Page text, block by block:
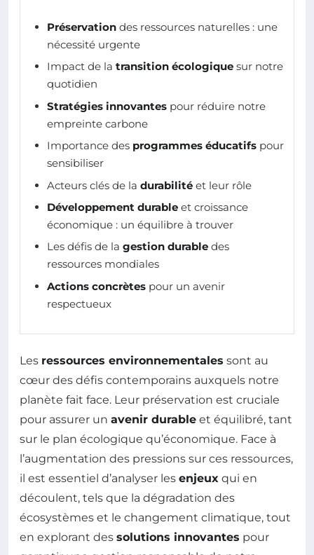
Préservation des ressources naturelles : une
nécessité urgente
Impact de la transition écologique sur notre
quotidien
Stratégies innovantes pour réduire notre
empreinte carbone
Importance des programmes éducatifs pour
sensibiliser
Acteurs clés de la durabilité et leur rôle
Développement durable et croissance
économique : un équilibre à trouver
Les défis de la gestion durable des
ressources mondiales
Actions concrètes pour un avenir
respectueux
Les ressources environnementales sont au
cœur des défis contemporains auxquels notre
planète fait face. Leur préservation est cruciale
pour assurer un avenir durable et équilibré, tant
sur le plan écologique qu’économique. Face à
l’augmentation des pressions sur ces ressources,
il est essentiel d’analyser les enjeux qui en
découlent, tels que la dégradation des
écosystèmes et le changement climatique, tout
en explorant des solutions innovantes pour